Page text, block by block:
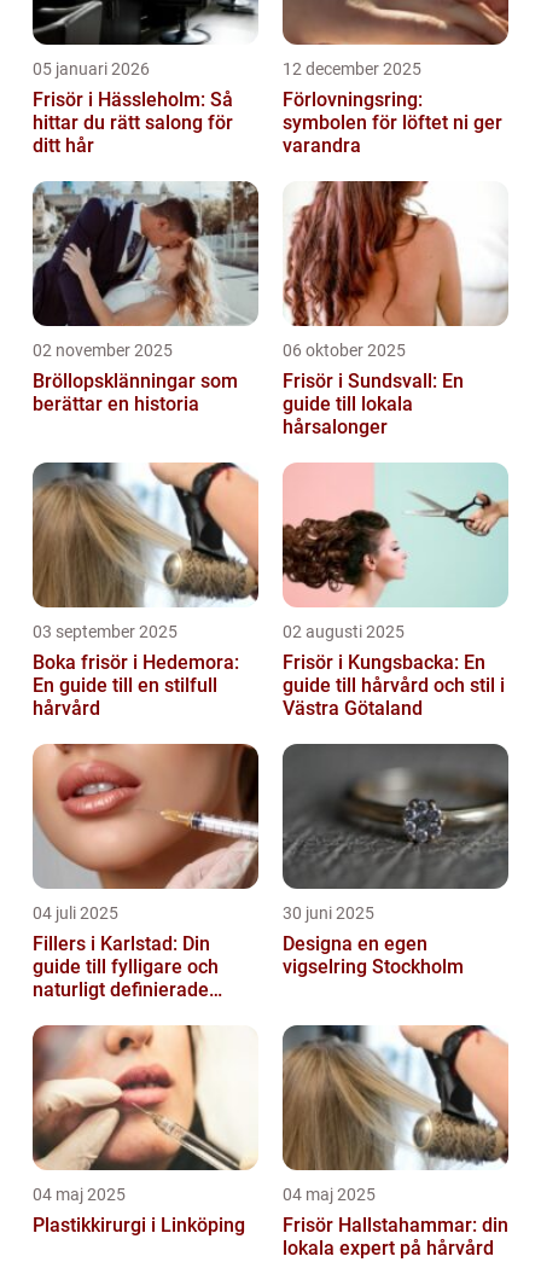
05 januari 2026
Frisör i Hässleholm: Så
hittar du rätt salong för
ditt hår
12 december 2025
Förlovningsring:
symbolen för löftet ni ger
varandra
02 november 2025
Bröllopsklänningar som
berättar en historia
06 oktober 2025
Frisör i Sundsvall: En
guide till lokala
hårsalonger
03 september 2025
Boka frisör i Hedemora:
En guide till en stilfull
hårvård
02 augusti 2025
Frisör i Kungsbacka: En
guide till hårvård och stil i
Västra Götaland
04 juli 2025
Fillers i Karlstad: Din
guide till fylligare och
naturligt definierade
30 juni 2025
Designa en egen
vigselring Stockholm
04 maj 2025
Plastikkirurgi i Linköping
04 maj 2025
Frisör Hallstahammar: din
lokala expert på hårvård